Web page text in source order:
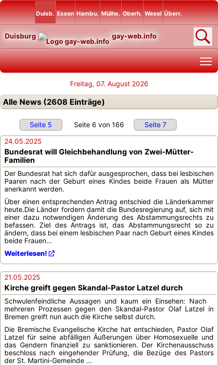
Duisb. Essen Hambu. Mülhe. Oberh. Wesel Überr.
Duisburg gay-web.info
Freitag, 07. August 2026
Alle News (2608 Einträge)
Seite 5 Seite 6 von 166
Seite 7
24.05.2025
Bundesrat will Gleichbehandlung von Zwei-Mütter-
Familien
Der Bundesrat hat sich dafür ausgesprochen, dass bei lesbischen
Paaren nach der Geburt eines Kindes beide Frauen als Mütter
anerkannt werden.
Über einen entsprechenden Antrag entschied die Länderkammer
heute.Die Länder fordern damit die Bundesregierung auf, sich mit
einer dazu notwendigen Änderung des Abstammungsrechts zu
befassen. Ziel des Antrags ist, das Abstammungsrecht so zu
ändern, dass bei einem lesbischen Paar nach Geburt eines Kindes
beide Frauen…
Weiterlesen!
21.05.2025
Kirche greift gegen Skandal-Pastor Latzel durch
Schwulenfeindliche Aussagen und kaum ein Einsehen: Nach
mehreren Prozessen gegen den Skandal-Pastor Olaf Latzel in
Bremen greift nun auch die Kirche selbst durch.
Die Bremische Evangelische Kirche hat entschieden, Pastor Olaf
Latzel für seine abfälligen Äußerungen über Homosexuelle und
das Gendern finanziell zu sanktionieren. Der Kirchenausschuss
beschloss nach eingehender Prüfung, die Bezüge des Pastors
der St. Martini-Gemeinde …